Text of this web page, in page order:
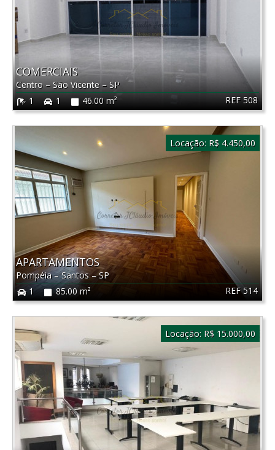
REF 508
COMERCIAIS
Centro– São Vicente–SP
1
1 46.00 m²
REF 514
APARTAMENTOS
Pompéia –Santos–SP
1
85.00 m²
Locação: R$ 4.450,00
Locação: R$ 15.000,00